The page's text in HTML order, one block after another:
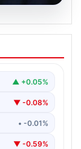
jeopolitik…
▲ +0.05%
▼ -0.08%
• -0.01%
▼ -0.59%